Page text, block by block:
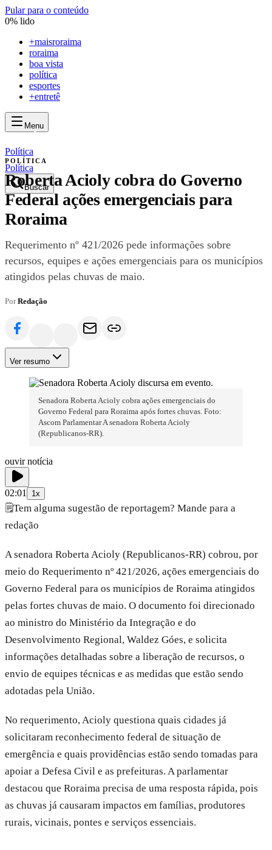
Pular para o conteúdo
0% lido
+maisroraima
roraima
boa vista
política
esportes
+entretê
Menu
maisroraima
mais
Política
Buscar
Política
POLÍTICA
Roberta Acioly cobra do Governo
Federal ações emergenciais para
Roraima
Requerimento nº 421/2026 pede informações sobre
recursos, equipes e ações emergenciais para os municípios
atingidos pelas chuvas de maio.
PorRedação
Ver resumo
Senadora Roberta Acioly cobra ações emergenciais do
Governo Federal para Roraima após fortes chuvas. Foto:
Ascom Parlamentar A senadora Roberta Acioly
(Republicanos-RR).
ouvir notícia
02:01 1x
🗒️Tem alguma sugestão de reportagem? Mande para a
redação
A senadora Roberta Acioly (Republicanos-RR) cobrou, por
meio do Requerimento nº 421/2026, ações emergenciais do
Governo Federal para os municípios de Roraima atingidos
pelas fortes chuvas de maio. O documento foi direcionado
ao ministro do Ministério da Integração e do
Desenvolvimento Regional, Waldez Góes, e solicita
informações detalhadas sobre a liberação de recursos, o
envio de equipes técnicas e as medidas que estão sendo
adotadas pela União.
No requerimento, Acioly questiona quais cidades já
solicitaram reconhecimento federal de situação de
emergência e quais providências estão sendo tomadas para
apoiar a Defesa Civil e as prefeituras. A parlamentar
destacou que Roraima precisa de uma resposta rápida, pois
as chuvas já causaram impactos em famílias, produtores
rurais, vicinais, pontes e serviços essenciais.